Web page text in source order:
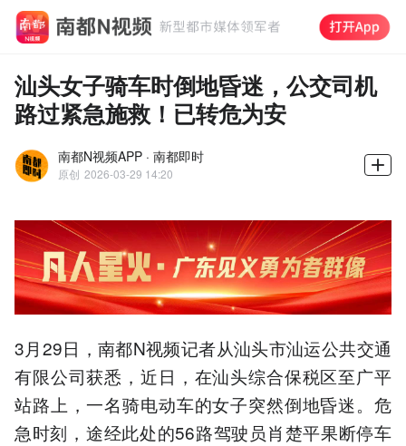
汕头女子骑车时倒地昏迷，公交司机
路过紧急施救！已转危为安
南都N视频APP · 南都即时
原创 2026-03-29 14:20
3月29日，南都N视频记者从汕头市汕运公共交通
有限公司获悉，近日，在汕头综合保税区至广平
站路上，一名骑电动车的女子突然倒地昏迷。危
急时刻，途经此处的56路驾驶员肖楚平果断停车